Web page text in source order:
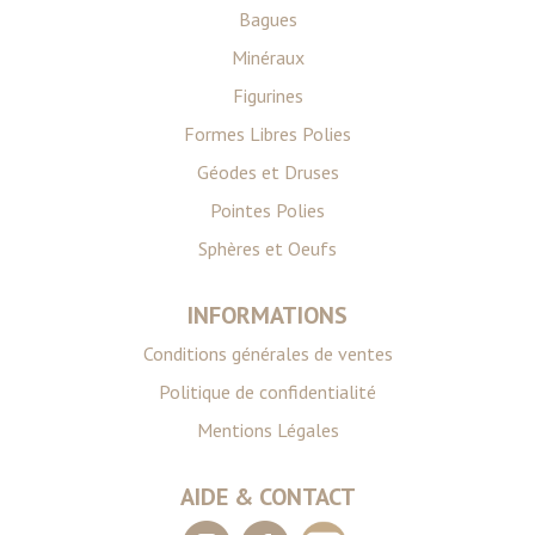
avec d'autres informations que vous leur avez fournies
ou qu'ils ont collectées lors de votre utilisation de leurs
Bagues
Minéraux
Figurines
Formes Libres Polies
Géodes et Druses
Pointes Polies
Sphères et Oeufs
INFORMATIONS
Conditions générales de ventes
Politique de confidentialité
Mentions Légales
AIDE & CONTACT